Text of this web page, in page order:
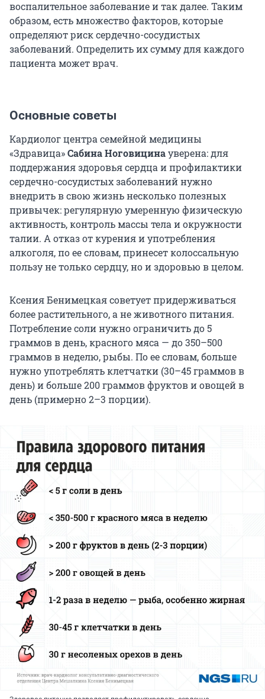
воспалительное заболевание и так далее. Таким
образом, есть множество факторов, которые
определяют риск сердечно-сосудистых
заболеваний. Определить их сумму для каждого
пациента может врач.
Основные советы
Кардиолог центра семейной медицины
«Здравица»Сабина Ноговицинауверена: для
поддержания здоровья сердца и профилактики
сердечно-сосудистых заболеваний нужно
внедрить в свою жизнь несколько полезных
привычек: регулярную умеренную физическую
активность, контроль массы тела и окружности
талии. А отказ от курения и употребления
алкоголя, по ее словам, принесет колоссальную
пользу не только сердцу, но и здоровью в целом.
Ксения Бенимецкая советует придерживаться
более растительного, а не животного питания.
Потребление соли нужно ограничить до 5
граммов в день, красного мяса — до 350–500
граммов в неделю, рыбы. По ее словам, больше
нужно употреблять клетчатки (30–45 граммов в
день) и больше 200 граммов фруктов и овощей в
день (примерно 2–3 порции).